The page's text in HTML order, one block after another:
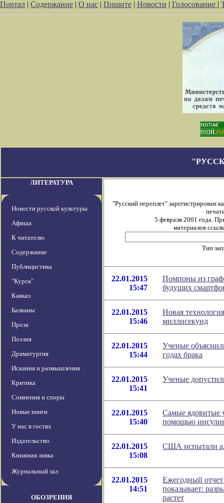
Портал | Содержание | О нас | Пишите | Новости | Голосование |
ЛИТЕРАТУРА
Новости русской культуры
Афиша
К читателю
Содержание
Публицистика
"Курск"
Кавказ
Балканы
Проза
Поэзия
Драматургия
Искания и размышления
Критика
Сомнения и споры
Новые книги
У нас в гостях
Издательство
Книжная лавка
Журнальный зал
ОБОЗРЕНИЯ
"Русский переплет" зарегистрирован
5 февраля 2001 года.
материалов
Тип
22.01.2015
15:47
Помпоны из
будущих
22.01.2015
15:46
Новая
миллисекунд
22.01.2015
15:44
Ученые
годах брака
22.01.2015
15:41
Ученые
22.01.2015
15:40
Самые ядовитые
помощью
22.01.2015
15:08
США испытали
22.01.2015
14:51
Ежегодный
показывает:
растет